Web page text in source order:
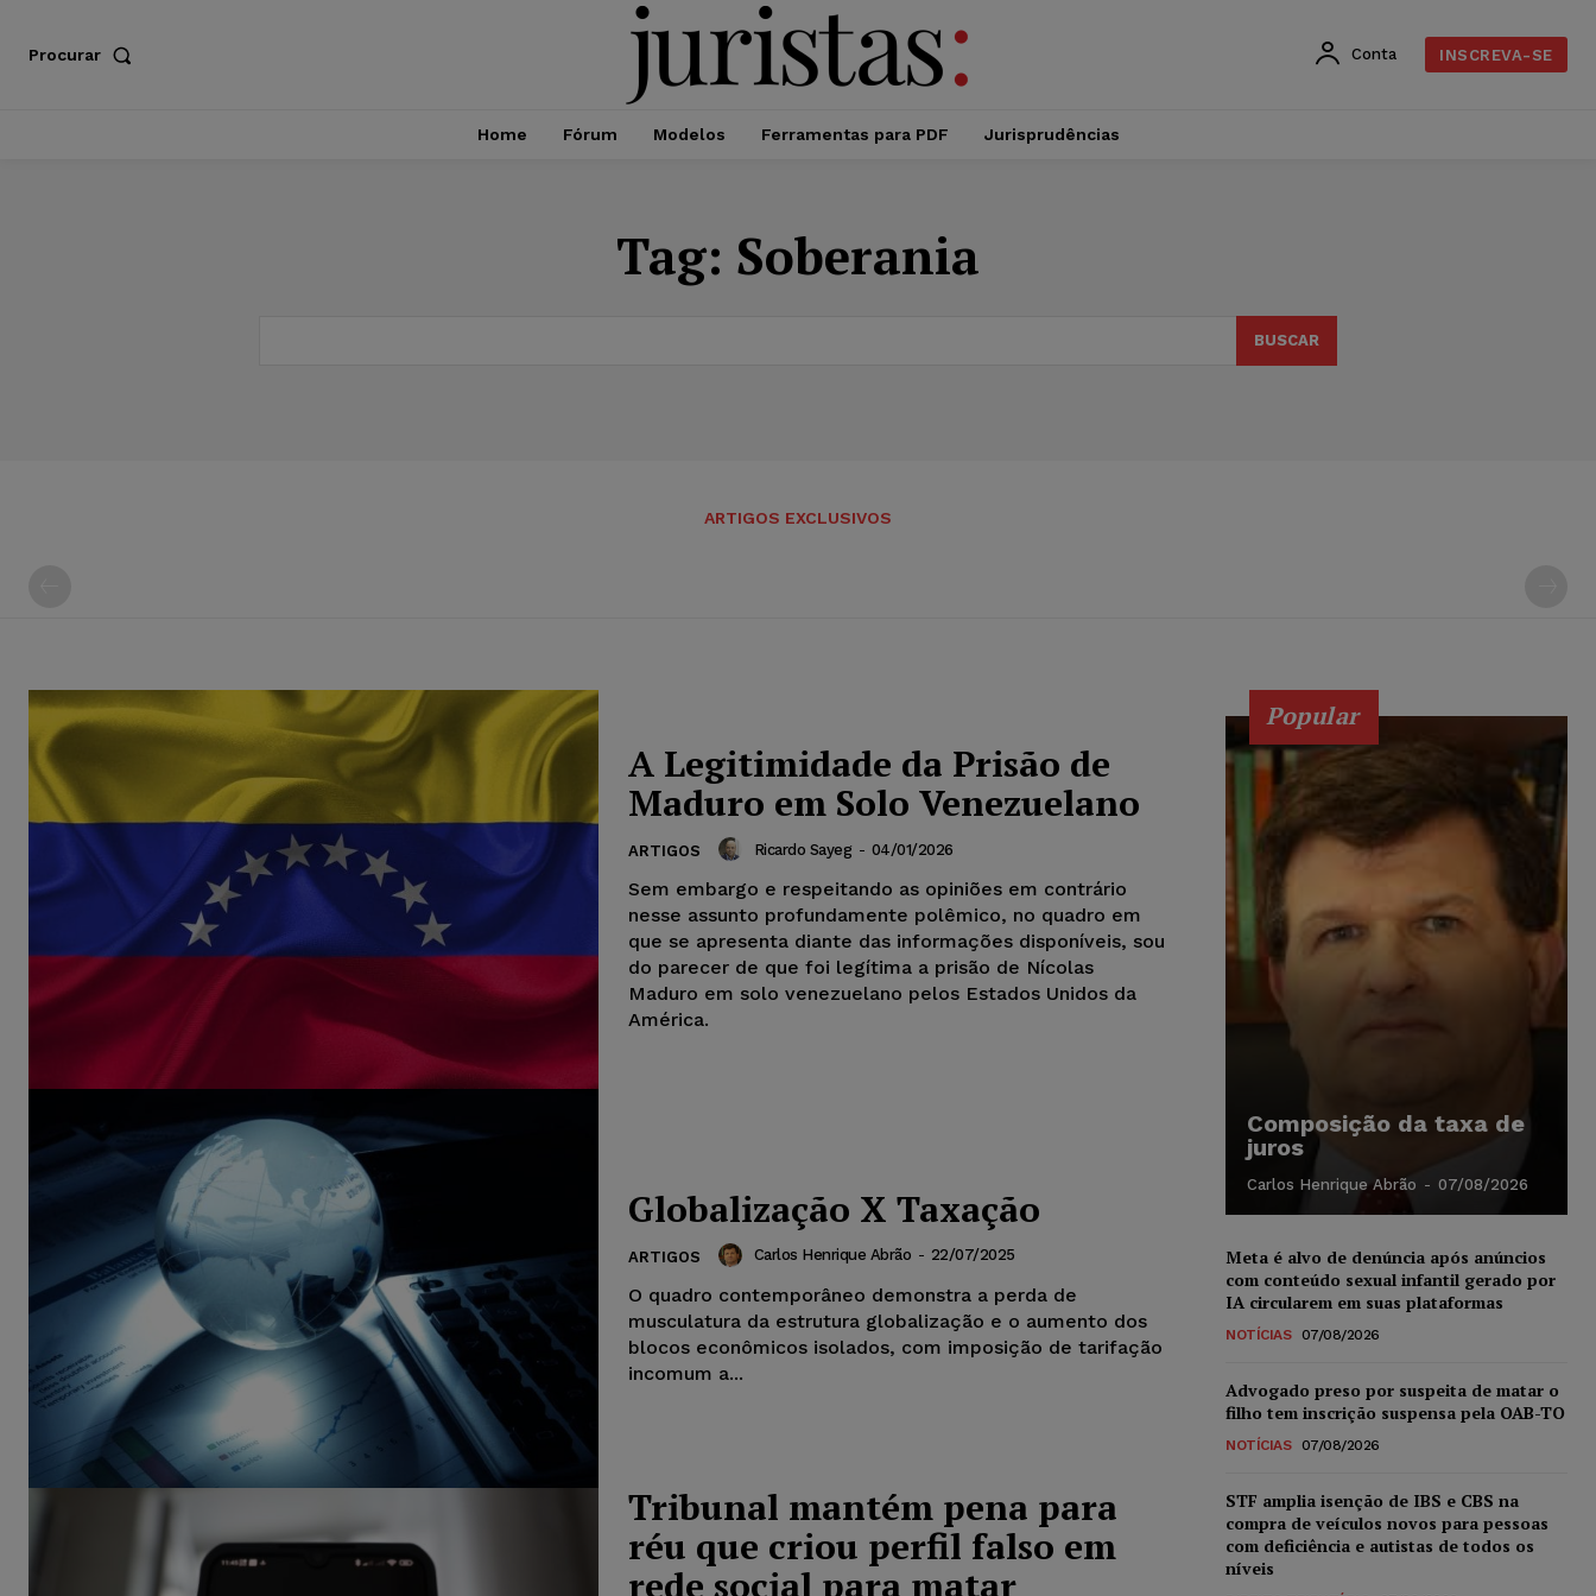
Procurar Conta INSCREVA-SE
Home Fórum Modelos Ferramentas para PDF Jurisprudências
Tag: Soberania
BUSCAR
ARTIGOS EXCLUSIVOS
A Legitimidade da Prisão de
Maduro em Solo Venezuelano
ARTIGOS Ricardo Sayeg - 04/01/2026
Sem embargo e respeitando as opiniões em contrário
nesse assunto profundamente polêmico, no quadro em
que se apresenta diante das informações disponíveis, sou
do parecer de que foi legítima a prisão de Nícolas
Maduro em solo venezuelano pelos Estados Unidos da
América.
Globalização X Taxação
ARTIGOS Carlos Henrique Abrão - 22/07/2025
O quadro contemporâneo demonstra a perda de
musculatura da estrutura globalização e o aumento dos
blocos econômicos isolados, com imposição de tarifação
incomum a...
Tribunal mantém pena para
réu que criou perfil falso em
rede social para matar
Popular
Composição da taxa de
juros
Carlos Henrique Abrão - 07/08/2026
Meta é alvo de denúncia após anúncios
com conteúdo sexual infantil gerado por
IA circularem em suas plataformas
NOTÍCIAS 07/08/2026
Advogado preso por suspeita de matar o
filho tem inscrição suspensa pela OAB-TO
NOTÍCIAS 07/08/2026
STF amplia isenção de IBS e CBS na
compra de veículos novos para pessoas
com deficiência e autistas de todos os
níveis